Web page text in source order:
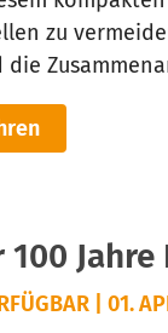
zu
die
100
| 01.